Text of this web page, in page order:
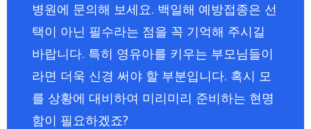
병원에 문의해 보세요. 백일해 예방접종은 선
택이 아닌 필수라는 점을 꼭 기억해 주시길
바랍니다. 특히 영유아를 키우는 부모님들이
라면 더욱 신경 써야 할 부분입니다. 혹시 모
를 상황에 대비하여 미리미리 준비하는 현명
함이 필요하겠죠?